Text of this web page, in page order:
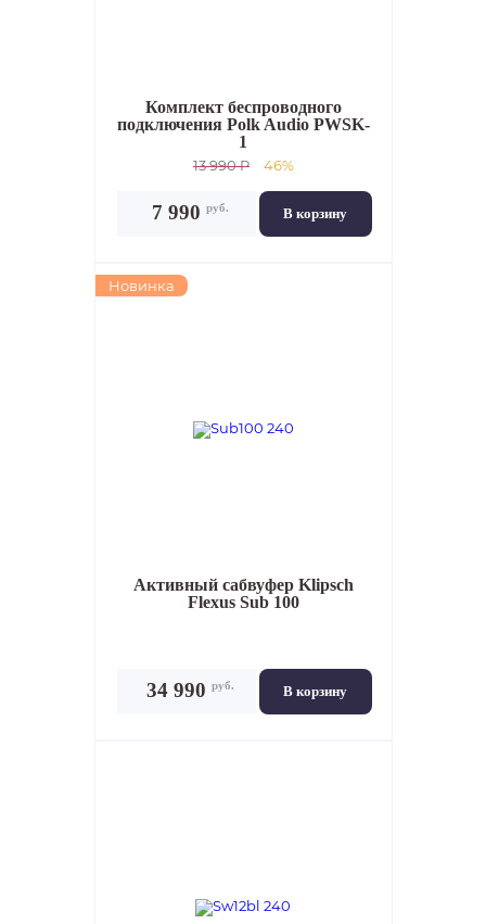
Комплект беспроводного
подключенияPolk Audio PWSK-
1
13 990 P 46%
В корзину
7 990 руб.
Новинка
Активный сабвуферKlipsch
Flexus Sub 100
В корзину
34 990 руб.